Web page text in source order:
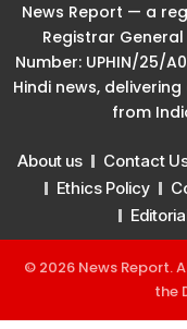
News Report — a
Registrar
Number: UPHIN/25/
Hindi news,
from
About us Contact
Ethics Policy
© 2026 News Report.
the